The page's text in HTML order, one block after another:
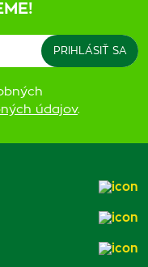
údajov.